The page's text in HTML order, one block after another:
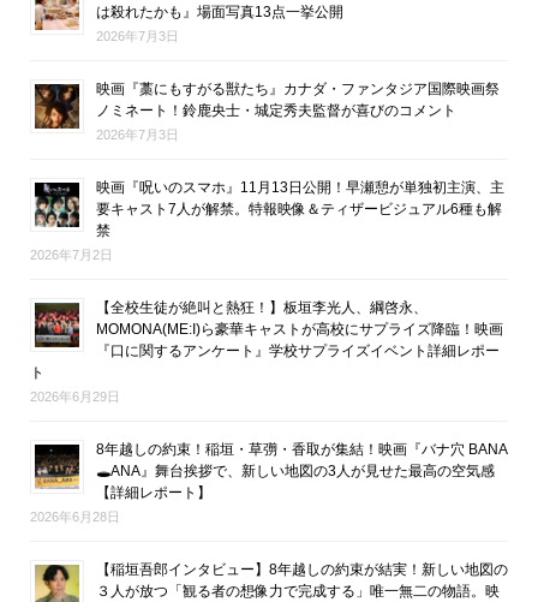
は殺れたかも』場面写真13点一挙公開
2026年7月3日
映画『藁にもすがる獣たち』カナダ・ファンタジア国際映画祭
ノミネート！鈴鹿央士・城定秀夫監督が喜びのコメント
2026年7月3日
映画『呪いのスマホ』11月13日公開！早瀬憩が単独初主演、主
要キャスト7人が解禁。特報映像＆ティザービジュアル6種も解
禁
2026年7月2日
【全校生徒が絶叫と熱狂！】板垣李光人、綱啓永、
MOMONA(ME:I)ら豪華キャストが高校にサプライズ降臨！映画
『口に関するアンケート』学校サプライズイベント詳細レポー
ト
2026年6月29日
8年越しの約束！稲垣・草彅・香取が集結！映画『バナ穴 BANA
🕳ANA』舞台挨拶で、新しい地図の3人が見せた最高の空気感
【詳細レポート】
2026年6月28日
【稲垣吾郎インタビュー】8年越しの約束が結実！新しい地図の
３人が放つ「観る者の想像力で完成する」唯一無二の物語。映